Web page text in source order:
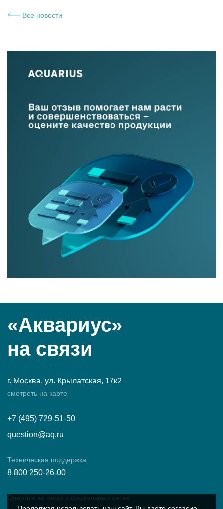
Все новости
«Аквариус»
на связи
г. Москва, ул. Крылатская, 17к2
смотреть на карте
+7 (495) 729-51-50
question@aq.ru
Техническая поддержка
8 800 250-26-00
Следите за нами в социальных сетях